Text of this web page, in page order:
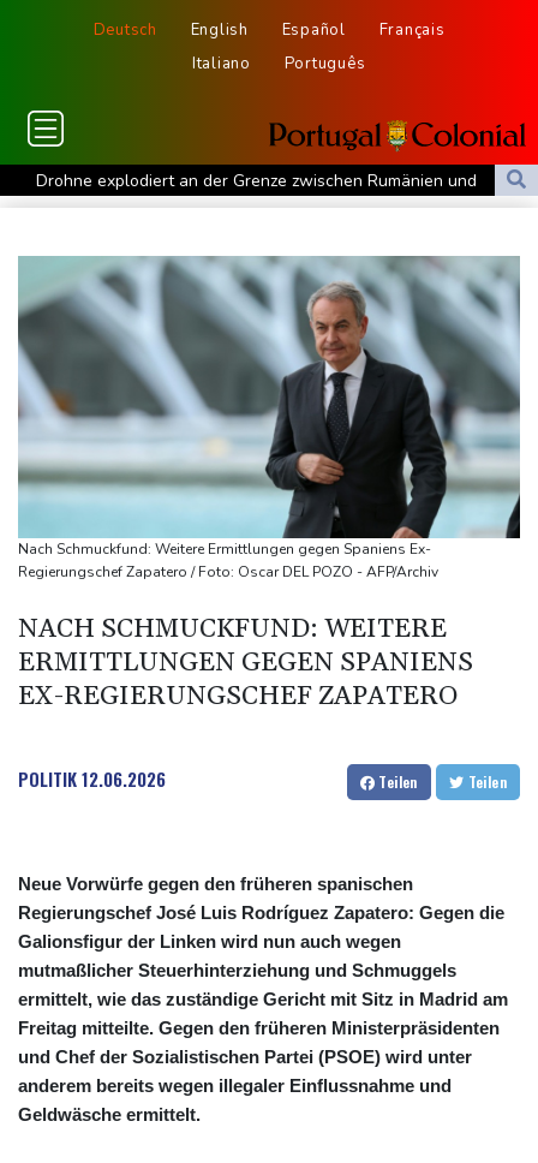
Deutsch English Español
Français
Italiano
Português
Drohne explodiert an der Grenze zwischen Rumänien und
Bulgarien nahe Gaspipeline
Absturz von Ultraleichtflugzeug: 72-jähriger Pilot stirbt in Baden-
Württemberg
Selenskyj warnt in Belgrad vor Folgen russischer Angriffe für
den Winter
Drohnen über Bundeswehrstandort in Nordrhein-Westfalen
gesichtet
Ungarns Regierungspartei nominiert Ex-Gerichtspräsidenten
Schwimm-EM: Halbisch winkt und springt zu Bronze
Selenskyj: Ukraine hat praktisch keine intakten
Wärmekraftwerke mehr
Braunschweig nach Kantersieg in Magdeburg an der Spitze
Absteiger schlägt Aufsteiger: Heidenheim siegt turbulent
Nach Schmuckfund: Weitere Ermittlungen gegen Spaniens Ex-
Regierungschef Zapatero / Foto: Oscar DEL POZO - AFP/Archiv
NACH SCHMUCKFUND: WEITERE
ERMITTLUNGEN GEGEN SPANIENS
EX-REGIERUNGSCHEF ZAPATERO
POLITIK12.06.2026 Teilen Teilen
Neue Vorwürfe gegen den früheren spanischen
Regierungschef José Luis Rodríguez Zapatero: Gegen die
Galionsfigur der Linken wird nun auch wegen
mutmaßlicher Steuerhinterziehung und Schmuggels
ermittelt, wie das zuständige Gericht mit Sitz in Madrid am
Freitag mitteilte. Gegen den früheren Ministerpräsidenten
und Chef der Sozialistischen Partei (PSOE) wird unter
anderem bereits wegen illegaler Einflussnahme und
Geldwäsche ermittelt.